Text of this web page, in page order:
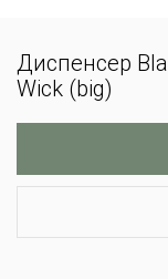
Диспенсер
Wick (big)